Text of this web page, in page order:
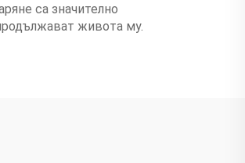
са значително
живота му.